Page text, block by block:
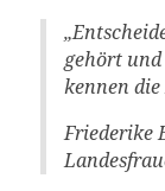
gehört
kennen
Friederike